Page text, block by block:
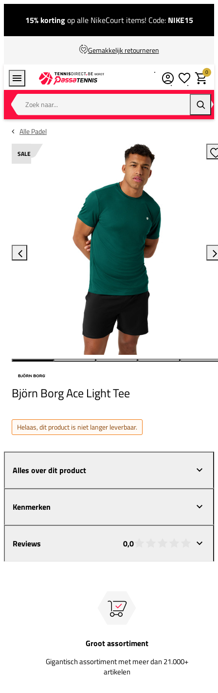
15% kortingop alle NikeCourt items! Code: NIKE15
Gemakkelijk retourneren
Zoek naar...
0
Alle Padel
SALE
Björn Borg Ace Light Tee
Helaas, dit product is niet langer leverbaar.
Alles over dit product
Kenmerken
Reviews 0,0
Groot assortiment
Gigantisch assortiment met meer dan 21.000+
artikelen